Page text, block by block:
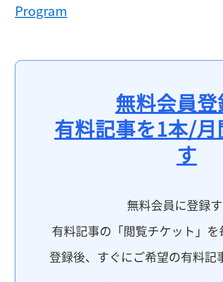
Program
無料会員
有料記事を1本/
す
無料会員に登録
有料記事の「閲覧チケット」
登録後、すぐにご希望の有料記